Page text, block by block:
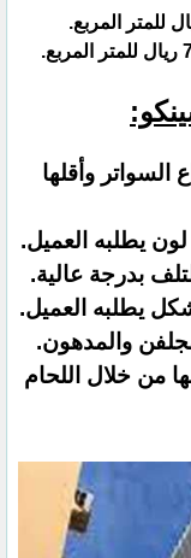
السواتر وأقلها
من خلال اللحام